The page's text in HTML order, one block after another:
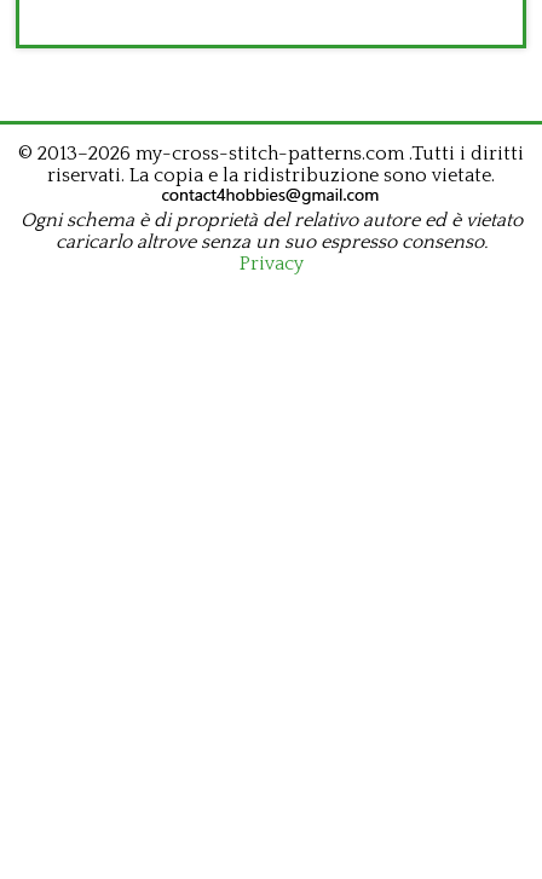
© 2013–2026 my-cross-stitch-patterns.com .Tutti i diritti
riservati. La copia e la ridistribuzione sono vietate.
Ogni schema è di proprietà del relativo autore ed è vietato
caricarlo altrove senza un suo espresso consenso.
Privacy